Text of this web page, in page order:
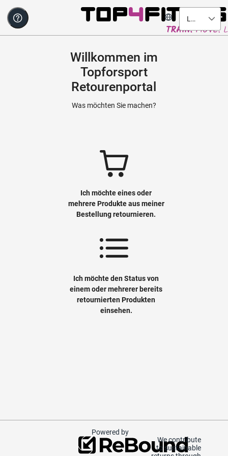
Language
Willkommen im
Topforsport
Retourenportal
Was möchten Sie machen?
Ich möchte eines oder
mehrere Produkte aus meiner
Bestellung retournieren.
Ich möchte den Status von
einem oder mehrerer bereits
retournierten Produkten
einsehen.
Powered by
We contribute
to sustainable